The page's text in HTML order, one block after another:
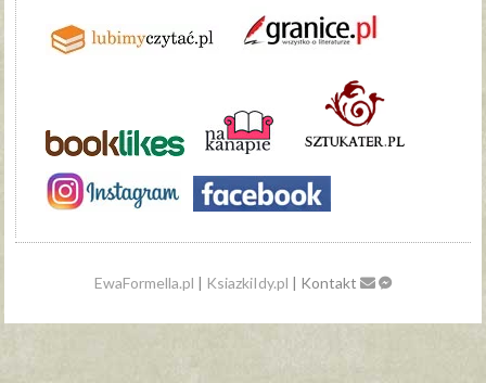
EwaFormella.pl | KsiazkiIdy.pl | Kontakt